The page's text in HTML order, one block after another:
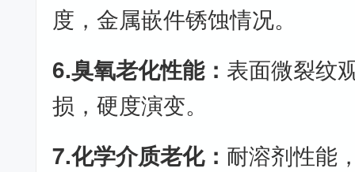
度，金属嵌件锈蚀情况。
6.臭氧老化性能： 表面微裂纹
损，硬度演变。
7.化学介质老化： 耐溶剂性能